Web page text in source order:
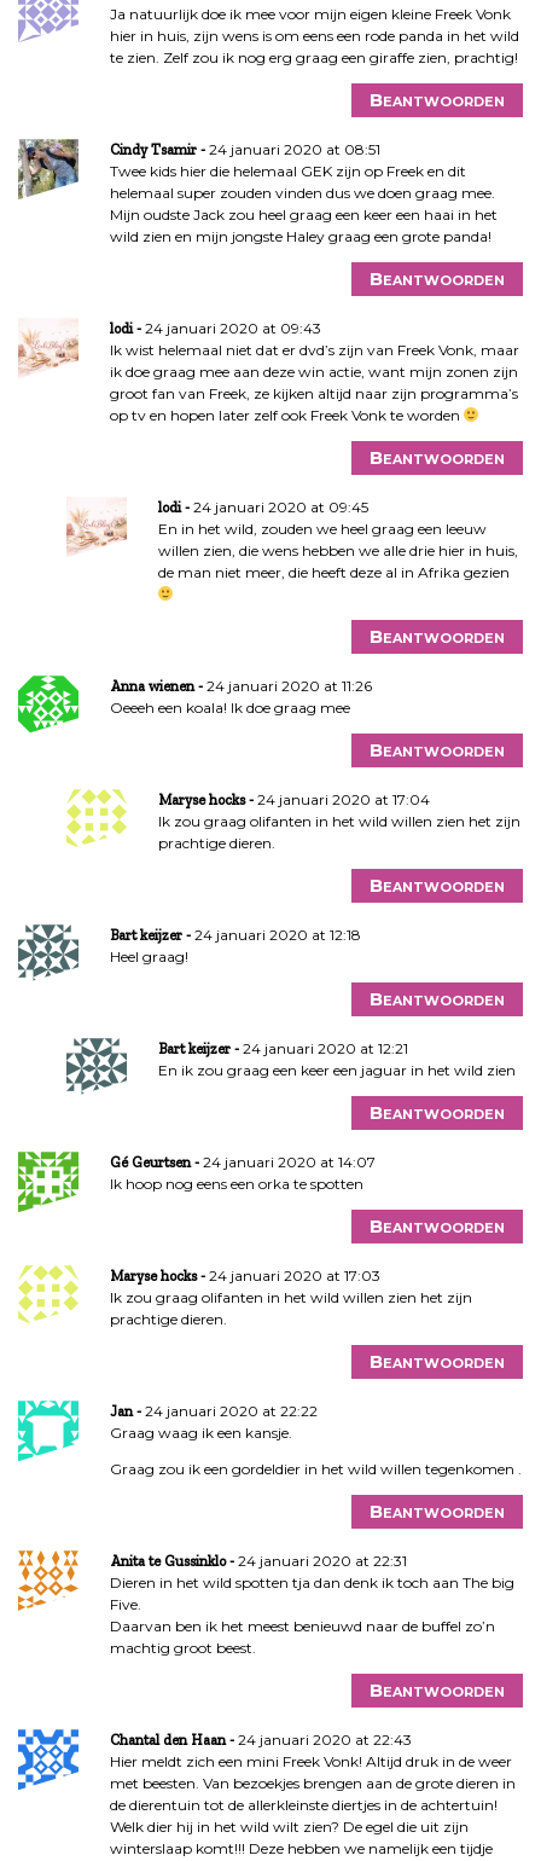
g
a
Ja natuurlijk doe ik mee voor mijn eigen kleine Freek Vonk
hier in huis, zijn wens is om eens een rode panda in het wild
te zien. Zelf zou ik nog erg graag een giraffe zien, prachtig!
Beantwoorden
Cindy Tsamir
24 januari 2020 at 08:51
Twee kids hier die helemaal GEK zijn op Freek en dit
helemaal super zouden vinden dus we doen graag mee.
Mijn oudste Jack zou heel graag een keer een haai in het
wild zien en mijn jongste Haley graag een grote panda!
Beantwoorden
lodi
24 januari 2020 at 09:43
Ik wist helemaal niet dat er dvd’s zijn van Freek Vonk, maar
ik doe graag mee aan deze win actie, want mijn zonen zijn
groot fan van Freek, ze kijken altijd naar zijn programma’s
op tv en hopen later zelf ook Freek Vonk te worden
Beantwoorden
lodi
24 januari 2020 at 09:45
En in het wild, zouden we heel graag een leeuw
willen zien, die wens hebben we alle drie hier in huis,
de man niet meer, die heeft deze al in Afrika gezien
Beantwoorden
Anna wienen
24 januari 2020 at 11:26
Oeeeh een koala! Ik doe graag mee
Beantwoorden
Maryse hocks
24 januari 2020 at 17:04
Ik zou graag olifanten in het wild willen zien het zijn
prachtige dieren.
Beantwoorden
Bart keijzer
24 januari 2020 at 12:18
Heel graag!
Beantwoorden
Bart keijzer
24 januari 2020 at 12:21
En ik zou graag een keer een jaguar in het wild zien
Beantwoorden
Gé Geurtsen
24 januari 2020 at 14:07
Ik hoop nog eens een orka te spotten
Beantwoorden
Maryse hocks
24 januari 2020 at 17:03
Ik zou graag olifanten in het wild willen zien het zijn
prachtige dieren.
Beantwoorden
Jan
24 januari 2020 at 22:22
Graag waag ik een kansje.
Graag zou ik een gordeldier in het wild willen tegenkomen .
Beantwoorden
Anita te Gussinklo
24 januari 2020 at 22:31
Dieren in het wild spotten tja dan denk ik toch aan The big
Five.
Daarvan ben ik het meest benieuwd naar de buffel zo’n
machtig groot beest.
Beantwoorden
Chantal den Haan
24 januari 2020 at 22:43
Hier meldt zich een mini Freek Vonk! Altijd druk in de weer
met beesten. Van bezoekjes brengen aan de grote dieren in
de dierentuin tot de allerkleinste diertjes in de achtertuin!
Welk dier hij in het wild wilt zien? De egel die uit zijn
winterslaap komt!!! Deze hebben we namelijk een tijdje